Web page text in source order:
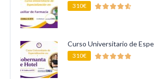
310€
Curso Universitario de
310€